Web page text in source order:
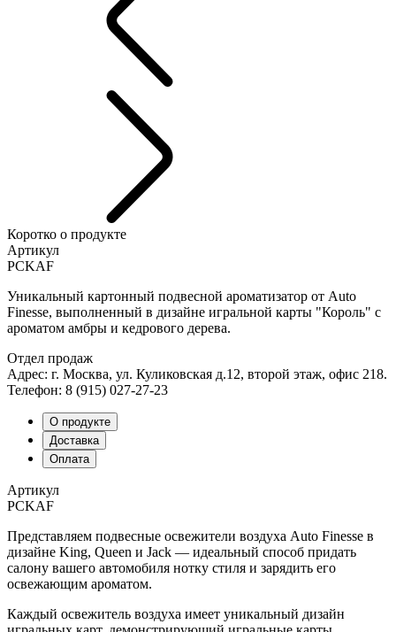
Коротко о продукте
Артикул
PCKAF
Уникальный картонный подвесной ароматизатор от Auto
Finesse, выполненный в дизайне игральной карты "Король" с
ароматом амбры и кедрового дерева.
Отдел продаж
Адрес: г. Москва, ул. Куликовская д.12, второй этаж, офис 218.
Телефон: 8 (915) 027-27-23
О продукте
Доставка
Оплата
Артикул
PCKAF
Представляем подвесные освежители воздуха Auto Finesse в
дизайне King, Queen и Jack — идеальный способ придать
салону вашего автомобиля нотку стиля и зарядить его
освежающим ароматом.
Каждый освежитель воздуха имеет уникальный дизайн